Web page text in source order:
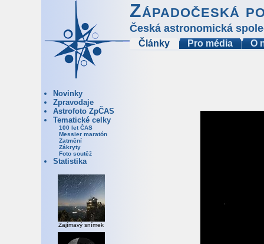
Západočeská
Česká astronomická
Články Pro média O
Novinky
Zpravodaje
Astrofoto ZpČAS
Tematické celky
100 let ČAS
Messier maratón
Zatmění
Zákryty
Foto soutěž
Statistika
Zajímavý snímek